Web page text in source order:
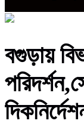
বগুড়ায়